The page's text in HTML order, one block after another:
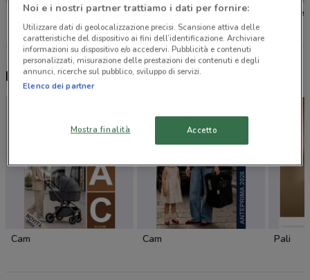
CycleBand Giocheria
Nuovi prodotti da provare
Cam Cam Pali
Noi e i nostri partner trattiamo i dati per fornire:
Utilizzare dati di geolocalizzazione precisi. Scansione attiva delle
caratteristiche del dispositivo ai fini dell’identificazione. Archiviare
informazioni su dispositivo e/o accedervi. Pubblicità e contenuti
personalizzati, misurazione delle prestazioni dei contenuti e degli
annunci, ricerche sul pubblico, sviluppo di servizi.
Elenco dei partner
Mostra finalità Accetto